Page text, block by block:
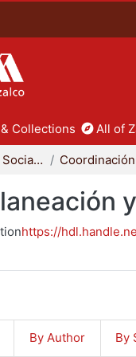
Collections All of
División de Ciencias Sociales y Humanidades
https://
By Author By